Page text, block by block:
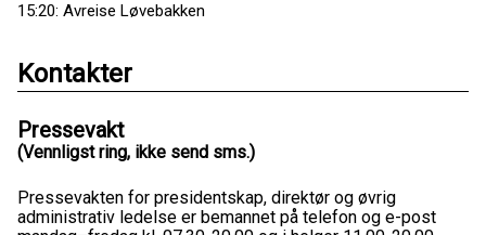
15:20: Avreise Løvebakken
Kontakter
Pressevakt
(Vennligst ring, ikke send sms.)
Pressevakten for presidentskap, direktør og øvrig
administrativ ledelse er bemannet på telefon og e-post